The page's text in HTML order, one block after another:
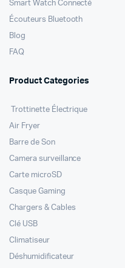
Smart Watch Connecté
Écouteurs Bluetooth
Blog
FAQ
Product Categories
Trottinette Électrique
Air Fryer
Barre de Son
Camera surveillance
Carte microSD
Casque Gaming
Chargers & Cables
Clé USB
Climatiseur
Déshumidificateur